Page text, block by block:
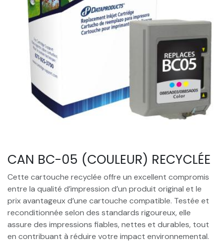
CAN BC-05 (COULEUR) RECYCLÉE
Cette cartouche recyclée offre un excellent compromis
entre la qualité d’impression d’un produit original et le
prix avantageux d’une cartouche compatible. Testée et
reconditionnée selon des standards rigoureux, elle
assure des impressions fiables, nettes et durables, tout
en contribuant à réduire votre impact environnemental.